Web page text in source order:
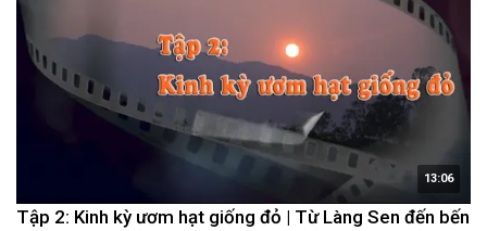
13:06
Tập 2: Kinh kỳ ươm hạt giống đỏ | Từ Làng Sen đến bến